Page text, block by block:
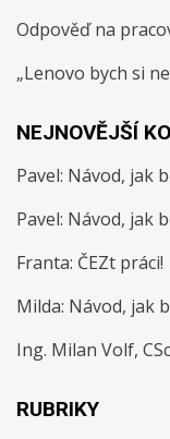
Odpověď na
„Lenovo bych si
NEJNOVĚJŠÍ
Pavel: Návod, jak
Pavel: Návod, jak
Franta: ČEZt práci!
Milda: Návod, jak
Ing. Milan Volf,
RUBRIKY